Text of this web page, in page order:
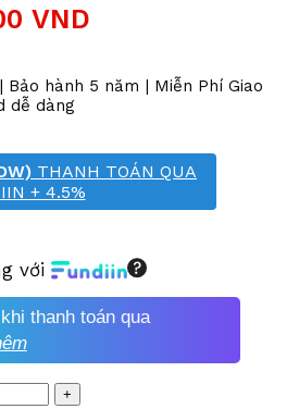
VND
hành 5 năm | Miễn Phí Giao
dễ dàng
THANH TOÁN QUA
+ 4.5%
với
khi thanh toán qua